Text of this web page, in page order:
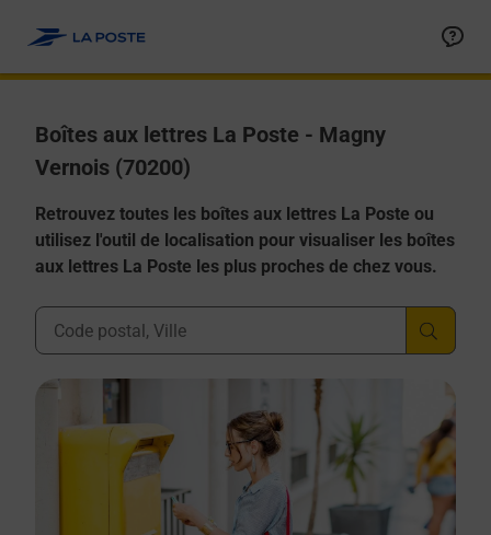
Boîtes aux lettres La Poste - Magny
Vernois (70200)
Retrouvez toutes les boîtes aux lettres La Poste ou
utilisez l'outil de localisation pour visualiser les boîtes
aux lettres La Poste les plus proches de chez vous.
Ville, Département, Code Postal